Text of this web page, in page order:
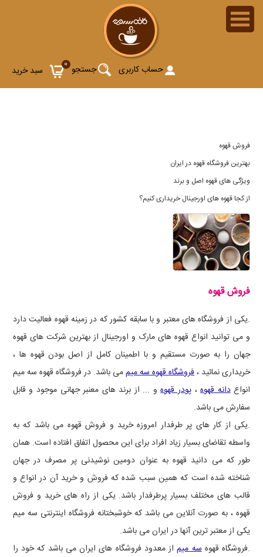
0 سبد خرید جستجو حساب کاربری
فروش قهوه-فروش آنلاین انواع قهوه های مارک
فروش قهوه
بهترین فروشگاه قهوه در ایران
ویژگی های قهوه اصل و برند
از کجا قهوه های اورجینال خریداری کنیم؟
فروش قهوه
.یکی از فروشگاه های معتبر و با سابقه کشور که در زمینه قهوه فعالیت دارد
و می توانید انواع قهوه های مارک و اورجینال از بهترین شرکت های قهوه
جهان را به صورت مستقیم و با اطمینان کامل از اصل بودن قهوه ها ،
خریداری نمائید ،فروشگاه قهوه سه میممی باشد. در فروشگاه قهوه سه میم
انواعدانه قهوه،پودر قهوهو ... از برند های معنبر جهانی موجود و قابل
سفارش می باشد.
.یکی از کار های پر طرفدار امروزه خرید و فروش قهوه می باشد که به
واسطه تقاضای بسیار زیاد افراد برای این محصول اتفاق افتاده است. همان
طور که می دانید قهوه به عنوان دومین نوشیدنی پر مصرف در جهان
شناخته شده است که همین سبب شده که فروش و خرید آن در انواع و
قالب های مختلف بسیار پرطرفدار باشد. یکی از راه های خرید و فروش
قهوه ، به صورت آنلاین می باشد که خوشبختانه فروشگاه اینترنتی سه میم
یکی از معتبر ترین آنها در ایران می باشد.
.فروشگاه قهوهسه میماز معدود فروشگاه های ایران می باشد که خود را